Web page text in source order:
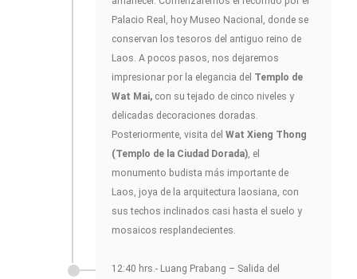
Palacio Real, hoy Museo Nacional, donde se
conservan los tesoros del antiguo reino de
Laos. A pocos pasos, nos dejaremos
impresionar por la elegancia del Templo de
Wat Mai, con su tejado de cinco niveles y
delicadas decoraciones doradas.
Posteriormente, visita del Wat Xieng Thong
(Templo de la Ciudad Dorada) , el
monumento budista más importante de
Laos, joya de la arquitectura laosiana, con
sus techos inclinados casi hasta el suelo y
mosaicos resplandecientes.
12:40 hrs.- Luang Prabang – Salida del